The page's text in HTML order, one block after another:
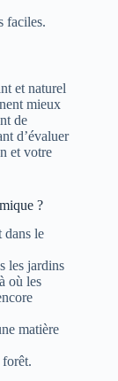
faciles.
et naturel
mieux
de
d’évaluer
et votre
?
dans le
les jardins
où les
matière
forêt.